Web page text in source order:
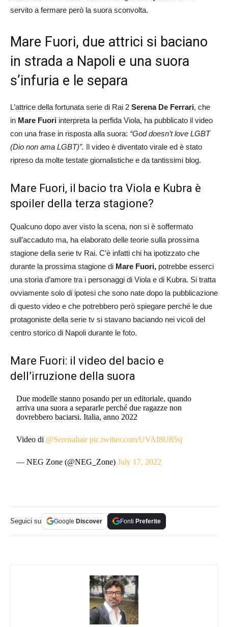
servito a fermare però la suora sconvolta.
Mare Fuori, due attrici si baciano
in strada a Napoli e una suora
s’infuria e le separa
L’attrice della fortunata serie di Rai 2 Serena De Ferrari, che
in Mare Fuori interpreta la perfida Viola, ha pubblicato il video
con una frase in risposta alla suora: “God doesn’t love LGBT
(Dio non ama LGBT)”. Il video è diventato virale ed è stato
ripreso da molte testate giornalistiche e da tantissimi blog.
Mare Fuori, il bacio tra Viola e Kubra è
spoiler della terza stagione?
Qualcuno dopo aver visto la scena, non si è soffermato
sull’accaduto ma, ha elaborato delle teorie sulla prossima
stagione della serie tv Rai. C’è infatti chi ha ipotizzato che
durante la prossima stagione di Mare Fuori, potrebbe esserci
una storia d’amore tra i personaggi di Viola e di Kubra. Si tratta
ovviamente solo di ipotesi che sono nate dopo la pubblicazione
di questo video e che potrebbero però spiegare perché le due
protagoniste della serie tv si stavano baciando nei vicoli del
centro storico di Napoli durante le foto.
Mare Fuori: il video del bacio e
dell’irruzione della suora
Due modelle stanno posando per un editoriale, quando
arriva una suora a separarle perché due ragazze non
dovrebbero baciarsi. Italia, anno 2022
Video di @Serenaltair pic.twitter.com/UVAI8U85sj
— NEG Zone (@NEG_Zone)July 17, 2022
Seguici su Google Discover Fonti Preferite